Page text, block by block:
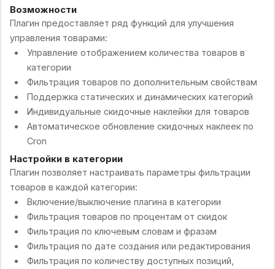
Возможности
Плагин предоставляет ряд функций для улучшения
управления товарами:
Управление отображением количества товаров в
категории
Фильтрация товаров по дополнительным свойствам
Поддержка статических и динамических категорий
Индивидуальные скидочные наклейки для товаров
Автоматическое обновление скидочных наклеек по
Cron
Настройки в категории
Плагин позволяет настраивать параметры фильтрации
товаров в каждой категории:
Включение/выключение плагина в категории
Фильтрация товаров по процентам от скидок
Фильтрация по ключевым словам и фразам
Фильтрация по дате создания или редактирования
Фильтрация по количеству доступных позиций,